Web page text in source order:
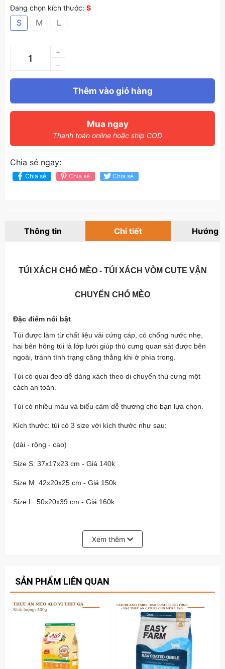
Đang chọn kích thước: S
S M L
–
+
Thêm vào giỏ hàng
Mua ngay
Thanh toán online hoặc ship COD
Chia sẻ ngay:
Chia sẻ Chia sẻ Chia sẻ
Thông tin Chi tiết Hướng
TÚI XÁCH CHÓ MÈO - TÚI XÁCH VÒM CUTE VẬN
CHUYỂN CHÓ MÈO
Đặc điểm nổi bật
Túi được làm từ chất liệu vải cứng cáp, có chống nước nhẹ,
hai bên hông túi là lớp lưới giúp thú cưng quan sát được bên
ngoài, tránh tình trạng căng thẳng khi ở phía trong.
Túi có quai đeo dễ dàng xách theo di chuyển thú cưng một
cách an toàn.
Túi có nhiều màu và biểu cảm dễ thương cho bạn lựa chọn.
Kích thước: túi có 3 size với kích thước như sau:
(dài - rộng - cao)
Size S: 37x17x23 cm - Giá 140k
Size M: 42x20x25 cm - Giá 150k
Size L: 50x20x39 cm - Giá 160k
Xem thêm
SẢN PHẨM LIÊN QUAN